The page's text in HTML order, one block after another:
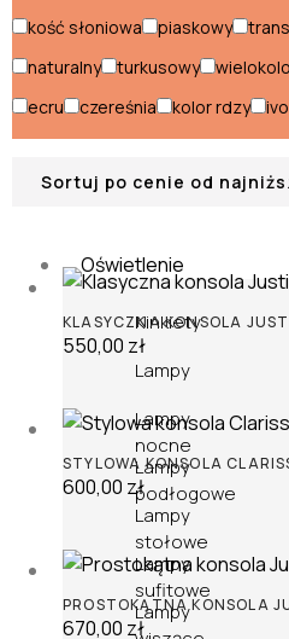
Namioty ogrodowe
Parasole ogrodowe
Podstawy do parasoli
Poduszki i siedziska
Oświetlenie
Kinkiety
Lampy
Lampy
nocne
Lampy
podłogowe
Lampy
stołowe
Lampy
sufitowe
Lampy
kość słoniowa
piaskowy
naturalny
turkusowy
ecru
czereśnia kolor rdzy
KLASYCZNA KONSOLA
550,00 zł
STYLOWA KONSOLA
600,00 zł
PROSTOKĄTNA KONSOLA
670,00 zł